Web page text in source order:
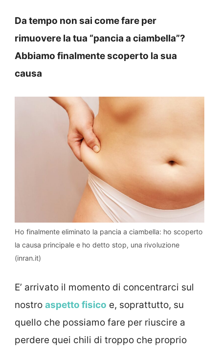
Da tempo non sai come fare per
rimuovere la tua “pancia a ciambella”?
Abbiamo finalmente scoperto la sua
causa
Ho finalmente eliminato la pancia a ciambella: ho scoperto
la causa principale e ho detto stop, una rivoluzione
(inran.it)
E’ arrivato il momento di concentrarci sul
nostro aspetto fisico e, soprattutto, su
quello che possiamo fare per riuscire a
perdere quei chili di troppo che proprio